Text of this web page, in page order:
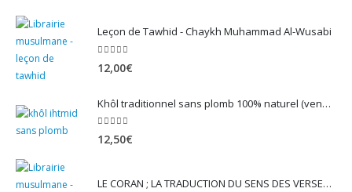
Leçon de Tawhid - Chaykh Muhammad Al-Wusabi
12,00€
Khôl traditionnel sans plomb 100% naturel (vendu avec son mirwed)
4.82sur 5
12,50€
LE CORAN ; LA TRADUCTION DU SENS DES VERSET - EDITION TAWBAH